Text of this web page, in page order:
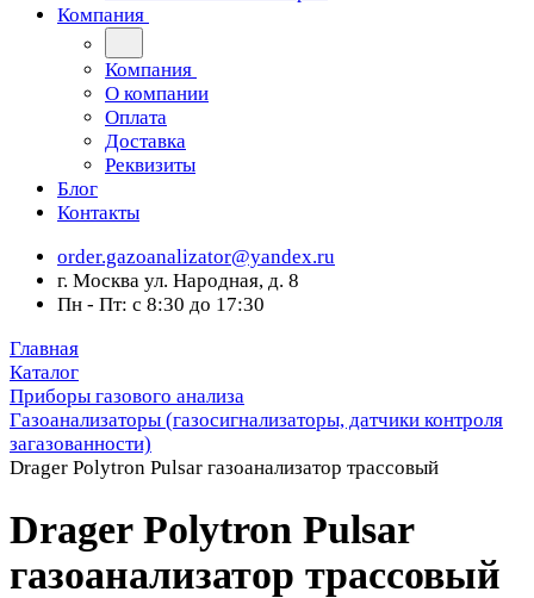
Компания
Компания
О компании
Оплата
Доставка
Реквизиты
Блог
Контакты
order.gazoanalizator@yandex.ru
г. Москва ул. Народная, д. 8
Пн - Пт: с 8:30 до 17:30
Главная
Каталог
Приборы газового анализа
Газоанализаторы (газосигнализаторы, датчики контроля
загазованности)
Drager Polytron Pulsar газоанализатор трассовый
Drager Polytron Pulsar
газоанализатор трассовый